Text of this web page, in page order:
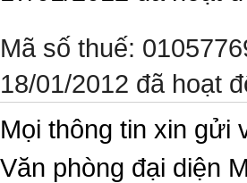
Mã số thuế:
18/01/2012 đã hoạt
Mọi thông tin xin gửi
Văn phòng đại diện